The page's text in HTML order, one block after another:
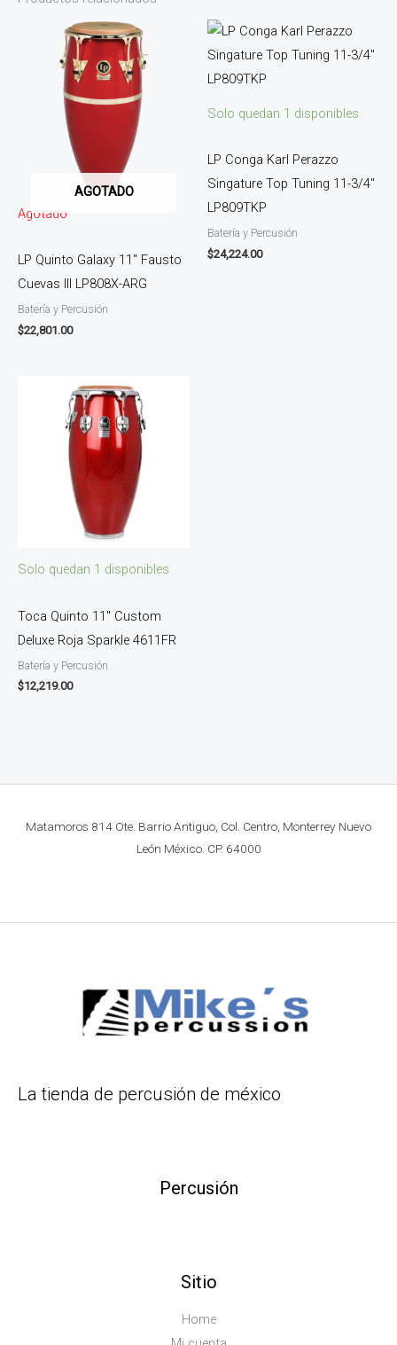
AGOTADO
Agotado
LP Quinto Galaxy 11″ Fausto
Cuevas lll LP808X-ARG
Batería y Percusión
$22,801.00
Solo quedan 1 disponibles
LP Conga Karl Perazzo
Singature Top Tuning 11-3/4″
LP809TKP
Batería y Percusión
$24,224.00
Solo quedan 1 disponibles
Toca Quinto 11″ Custom
Deluxe Roja Sparkle 4611FR
Batería y Percusión
$12,219.00
Matamoros 814 Ote. Barrio Antiguo, Col. Centro, Monterrey Nuevo
León México. CP. 64000
La tienda de percusión de méxico
Percusión
Sitio
Home